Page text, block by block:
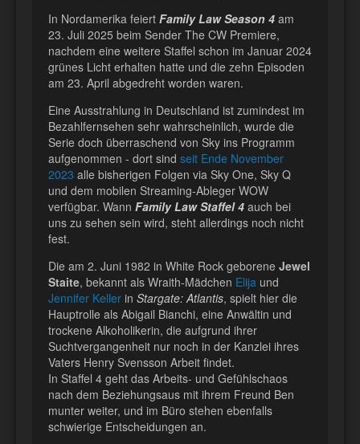
In Nordamerika feiert Family Law Season 4 am
23. Juli 2025 beim Sender The CW Premiere,
nachdem eine weitere Staffel schon im Januar 2024
grünes Licht erhalten hatte und die zehn Episoden
am 23. April abgedreht worden waren.
Eine Ausstrahlung in Deutschland ist zumindest im
Bezahlfernsehen sehr wahrscheinlich, wurde die
Serie doch überraschend von Sky ins Programm
aufgenommen - dort sind seit Ende November
2023 alle bisherigen Folgen via Sky One, Sky Q
und dem mobilen Streaming-Ableger WOW
verfügbar. Wann Family Law Staffel 4 auch bei
uns zu sehen sein wird, steht allerdings noch nicht
fest.
Die am 2. Juni 1982 in White Rock geborene Jewel
Staite, bekannt als Wraith-Mädchen Elija und
Jennifer Keller in Stargate: Atlantis, spielt hier die
Hauptrolle als Abigail Bianchi, eine Anwältin und
trockene Alkoholikerin, die aufgrund ihrer
Suchtvergangenheit nur noch in der Kanzlei ihres
Vaters Henry Svensson Arbeit findet.
In Staffel 4 geht das Arbeits- und Gefühlschaos
nach dem Beziehungsaus mit ihrem Freund Ben
munter weiter, und im Büro stehen ebenfalls
schwierige Entscheidungen an.